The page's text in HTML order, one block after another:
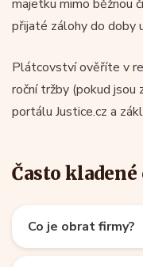
majetku mimo běžnou
přijaté zálohy do doby
Plátcovství ověříte v
roční tržby (pokud jsou
portálu Justice.cz a
Často
Co je obrat firmy?